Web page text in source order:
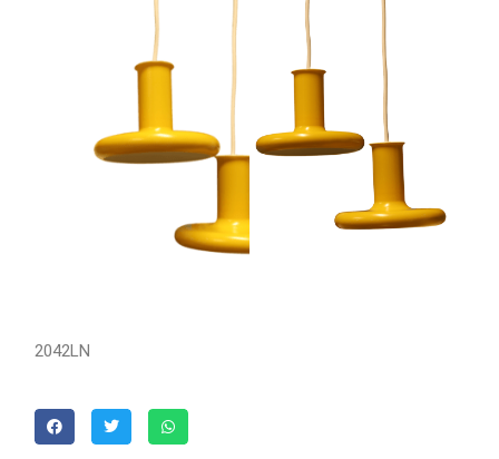
2042LN